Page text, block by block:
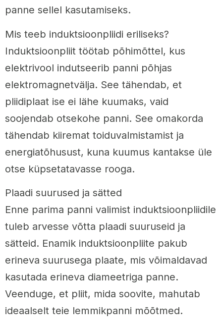
panne sellel kasutamiseks.
Mis teeb induktsioonpliidi eriliseks?
Induktsioonpliit töötab põhimõttel, kus
elektrivool indutseerib panni põhjas
elektromagnetvälja. See tähendab, et
pliidiplaat ise ei lähe kuumaks, vaid
soojendab otsekohe panni. See omakorda
tähendab kiiremat toiduvalmistamist ja
energiatõhusust, kuna kuumus kantakse üle
otse küpsetatavasse rooga.
Plaadi suurused ja sätted
Enne parima panni valimist induktsioonpliidile
tuleb arvesse võtta plaadi suuruseid ja
sätteid. Enamik induktsioonpliite pakub
erineva suurusega plaate, mis võimaldavad
kasutada erineva diameetriga panne.
Veenduge, et pliit, mida soovite, mahutab
ideaalselt teie lemmikpanni mõõtmed.